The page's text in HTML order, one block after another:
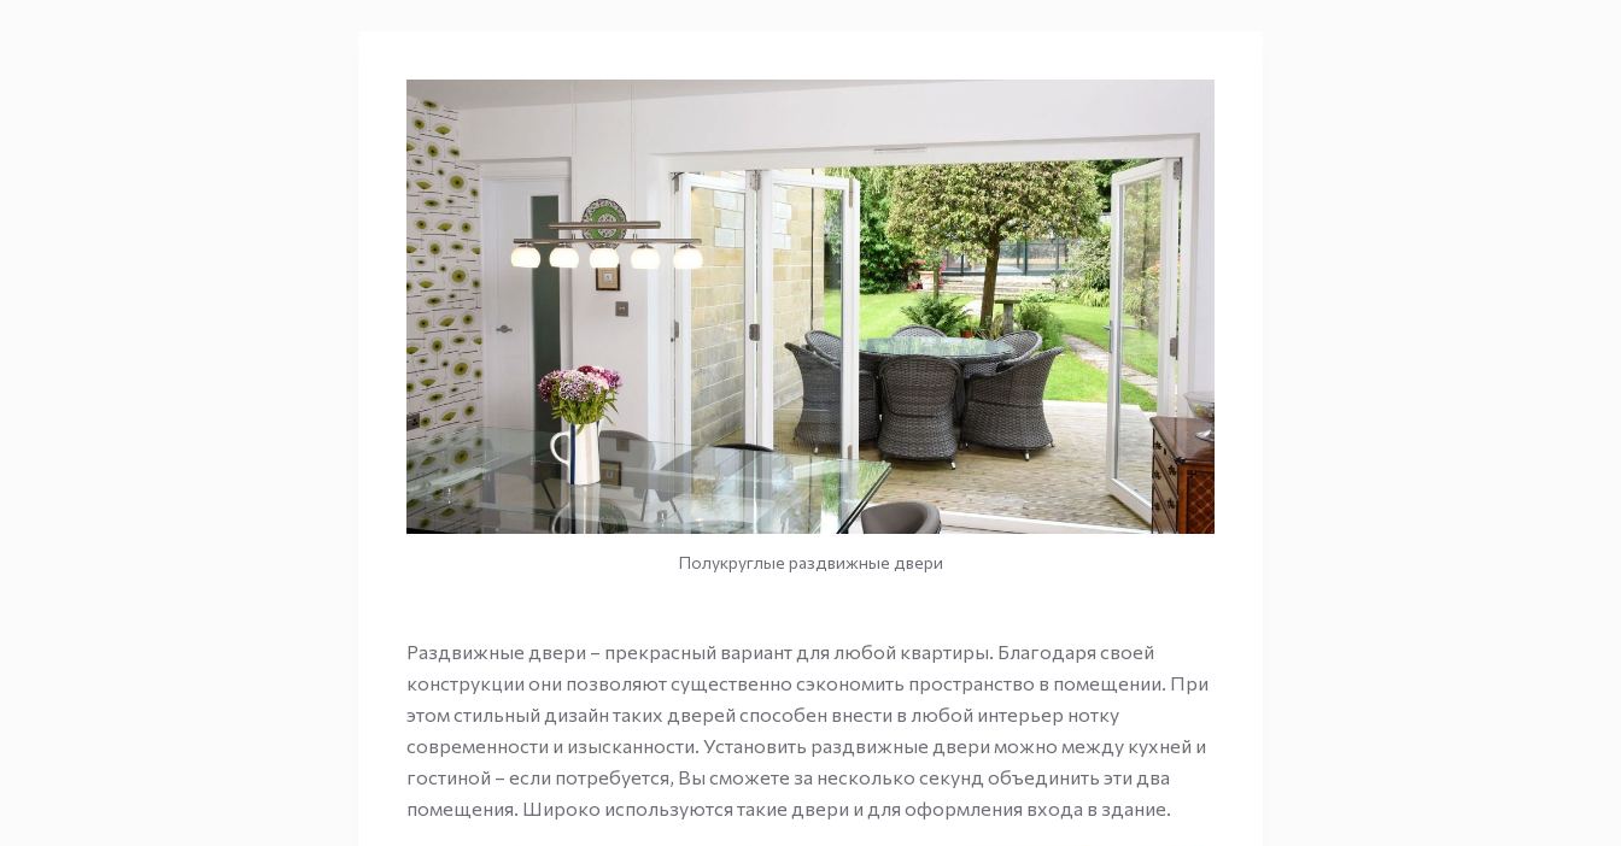
Полукруглые раздвижные двери
Раздвижные двери – прекрасный вариант для любой квартиры. Благодаря своей
конструкции они позволяют существенно сэкономить пространство в помещении. При
этом стильный дизайн таких дверей способен внести в любой интерьер нотку
современности и изысканности. Установить раздвижные двери можно между кухней и
гостиной – если потребуется, Вы сможете за несколько секунд объединить эти два
помещения. Широко используются такие двери и для оформления входа в здание.